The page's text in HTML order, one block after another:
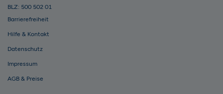
BLZ: 500 502 01
Barrierefreiheit
Hilfe & Kontakt
Datenschutz
Impressum
AGB & Preise